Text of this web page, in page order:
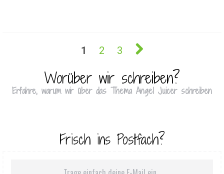
1 2 3
Worüber wir schreiben?
Erfahre, warum wir über das Thema Angel Juicer schreiben
Frisch ins Postfach?